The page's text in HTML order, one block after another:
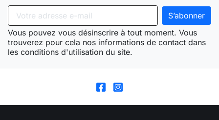
Vous pouvez vous désinscrire à tout moment. Vous
trouverez pour cela nos informations de contact dans
les conditions d'utilisation du site.